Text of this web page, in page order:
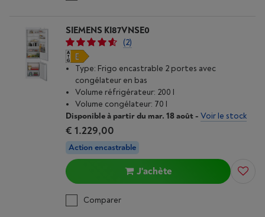
SIEMENS KI87VNSE0
(2)
Type: Frigo encastrable 2 portes avec
congélateur en bas
Volume réfrigérateur: 200 l
Volume congélateur: 70 l
Disponible à partir du mar. 18 août- Voir le stock
€ 1.229,00
Action encastrable
J'achète
Comparer